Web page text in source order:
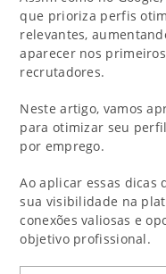
que prioriza perfis
relevantes,
aparecer nos
recrutadores.
Neste artigo, vamos
para otimizar seu
por emprego.
Ao aplicar essas dicas
sua visibilidade na
conexões valiosas e
objetivo profissional.